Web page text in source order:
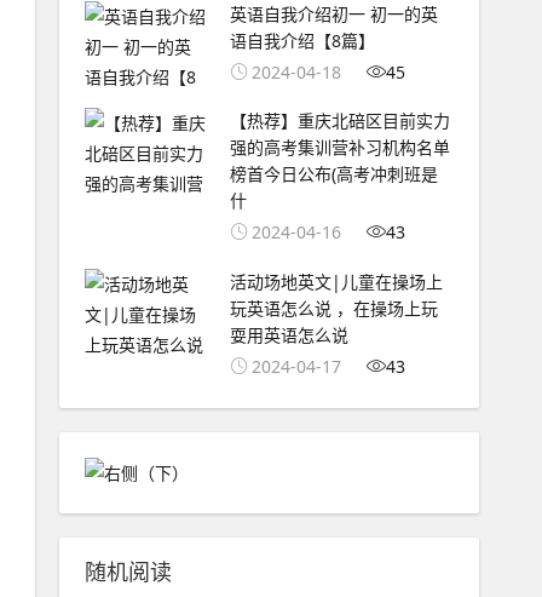
英语自我介绍初一 初一的英
语自我介绍【8篇】
2024-04-18
45
【热荐】重庆北碚区目前实力
强的高考集训营补习机构名单
榜首今日公布(高考冲刺班是
什
2024-04-16
43
活动场地英文|儿童在操场上
玩英语怎么说 ，在操场上玩
耍用英语怎么说
2024-04-17
43
随机阅读